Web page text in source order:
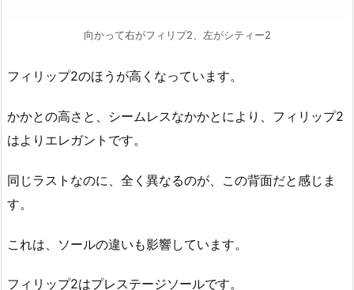
向かって右がフィリプ2、左がシティー2
フィリップ2のほうが高くなっています。
かかとの高さと、シームレスなかかとにより、フィリップ2
はよりエレガントです。
同じラストなのに、全く異なるのが、この背面だと感じま
す。
これは、ソールの違いも影響しています。
フィリップ2はプレステージソールです。